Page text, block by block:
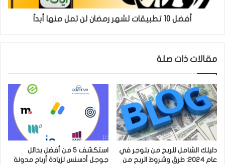
أفضل 10 تطبيقات لشهر رمضان لن تمل منها أبداً
مقالات ذات صلة
دليلك الشامل للربح من بلوجر في
عام 2024: طرق وشروط الربح من
استكشف 5 من أفضل بدائل
جوجل أدسنس لزيادة أرباح مدونة